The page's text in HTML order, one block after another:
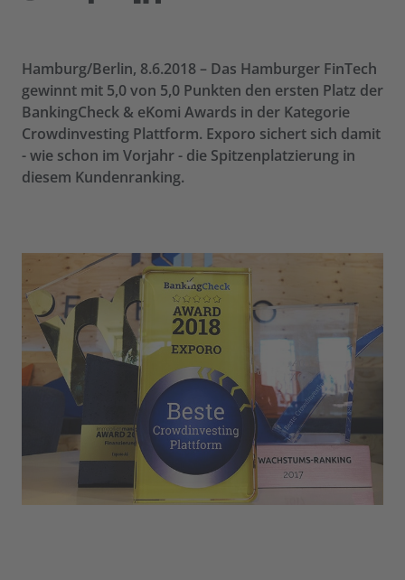
Hamburg/Berlin, 8.6.2018 – Das Hamburger FinTech
gewinnt mit 5,0 von 5,0 Punkten den ersten Platz der
BankingCheck & eKomi Awards in der Kategorie
Crowdinvesting Plattform. Exporo sichert sich damit
- wie schon im Vorjahr - die Spitzenplatzierung in
diesem Kundenranking.